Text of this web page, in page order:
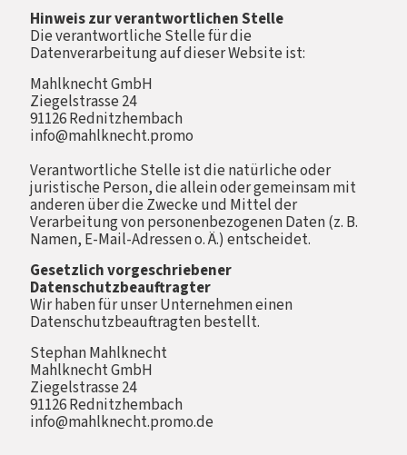
Hinweis zur verantwortlichen Stelle
Die verantwortliche Stelle für die
Datenverarbeitung auf dieser Website ist:
Mahlknecht GmbH
Ziegelstrasse 24
91126 Rednitzhembach
info@mahlknecht.promo
Verantwortliche Stelle ist die natürliche oder
juristische Person, die allein oder gemeinsam mit
anderen über die Zwecke und Mittel der
Verarbeitung von personenbezogenen Daten (z. B.
Namen, E-Mail-Adressen o. Ä.) entscheidet.
Gesetzlich vorgeschriebener
Datenschutzbeauftragter
Wir haben für unser Unternehmen einen
Datenschutzbeauftragten bestellt.
Stephan Mahlknecht
Mahlknecht GmbH
Ziegelstrasse 24
91126 Rednitzhembach
info@mahlknecht.promo.de